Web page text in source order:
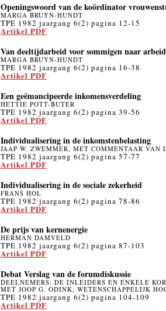
Openingswoord van de koördinator
MARGA BRUYN-HUNDT
TPE 1982 jaargang 6(2) pagina 12-15
Artikel PDF
Van deeltijdarbeid voor sommigen naar
MARGA BRUYN-HUNDT
TPE 1982 jaargang 6(2) pagina 16-38
Artikel PDF
Een geëmancipeerde inkomensverdeling
HETTIE POTT-BUTER
TPE 1982 jaargang 6(2) pagina 39-56
Artikel PDF
Individualisering in de inkomstenbelasting
JAAP W. ZWEMMER, MET COMMENTAAR VAN
TPE 1982 jaargang 6(2) pagina 57-77
Artikel PDF
Individualisering in de sociale zekerheid
FRANS HOL
TPE 1982 jaargang 6(2) pagina 78-86
Artikel PDF
De prijs van kernenergie
HERMAN DAMVELD
TPE 1982 jaargang 6(2) pagina 87-103
Artikel PDF
Debat Verslag van de forumdiskussie
DEELNEMERS: DE INLEIDERS EN ENKELE
MET JOOP G. ODINK, WETENSCHAPPELIJK
TPE 1982 jaargang 6(2) pagina 104-109
Artikel PDF